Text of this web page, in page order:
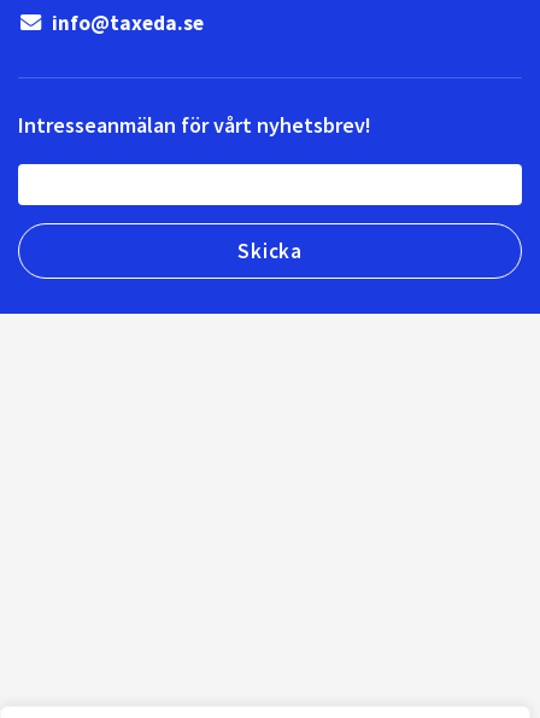
info@taxeda.se
Intresseanmälan för vårt nyhetsbrev!